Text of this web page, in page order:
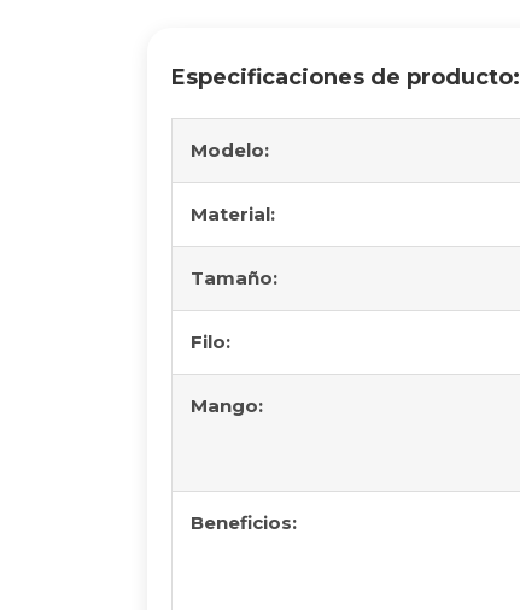
Especificaciones de producto:
Modelo:
Material:
Tamaño:
Filo:
Mango:
Beneficios: